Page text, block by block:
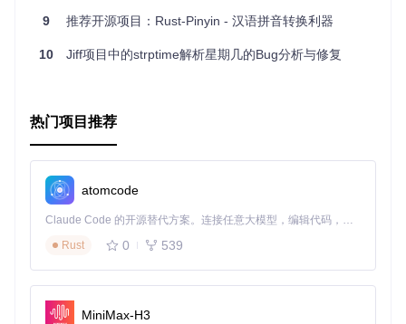
9 推荐开源项目：Rust-Pinyin - 汉语拼音转换利器
10 Jiff项目中的strptime解析星期几的Bug分析与修复
热门项目推荐
atomcode
Claude Code 的开源替代方案。连接任意大模型，编辑代码，运行命令，自动验证 — 全自动执行。用 Rust 构建，极致性能。 ｜ An open-source alternative to Claude Code. Connect any LLM, edit code, run commands, and verify changes — autonomously. Built in Rust for speed. Get Started
Rust
0 539
MiniMax-H3